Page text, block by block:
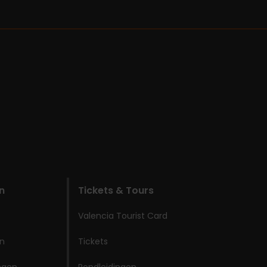
Tickets & Tours
Valencia Tourist Card
Tickets